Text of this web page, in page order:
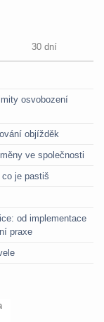
30 dní
osvobození
objížděk
ve společnosti
je pastiš
od implementace
praxe